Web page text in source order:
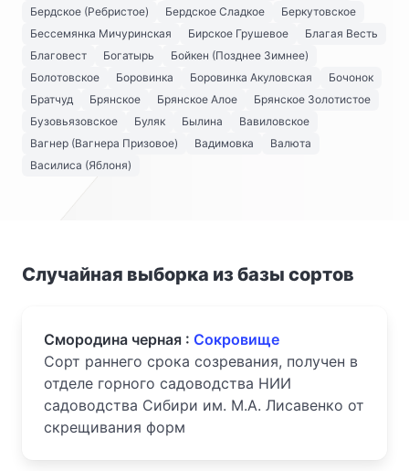
Бердское (Ребристое)
Бердское Сладкое
Беркутовское
Бессемянка Мичуринская
Бирское Грушевое
Благая Весть
Благовест
Богатырь
Бойкен (Позднее Зимнее)
Болотовское
Боровинка Боровинка Акуловская
Бочонок
Братчуд
Брянское Брянское Алое
Брянское Золотистое
Бузовьязовское
Буляк Былина
Вавиловское
Вагнер (Вагнера Призовое)
Вадимовка
Валюта
Василиса (Яблоня)
Случайная выборка из базы сортов
Смородина черная : Сокровище
Сорт раннего срока созревания, получен в
отделе горного садоводства НИИ
садоводства Сибири им. М.А. Лисавенко от
скрещивания форм